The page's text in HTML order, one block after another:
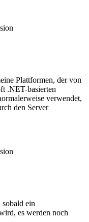
Plattformen, der von
.NET-basierten
verwendet,
den Server
ein
es werden noch